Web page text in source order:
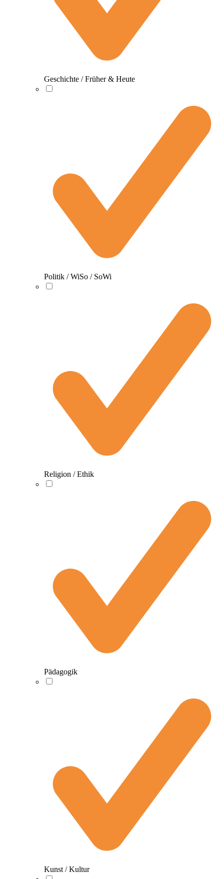
Geschichte / Früher & Heute
Politik / WiSo / SoWi
Religion / Ethik
Pädagogik
Kunst / Kultur